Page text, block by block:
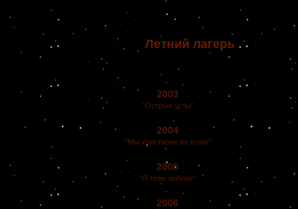
Летний лагерь
2003
"Острые углы"
2004
"Мы христиане во всем"
2005
"Я тебя люблю!"
2006